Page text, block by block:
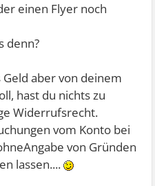
einen Flyer noch
denn?
Geld aber von deinem
hast du nichts zu
Widerrufsrecht.
vom Konto bei
von Gründen
lassen....